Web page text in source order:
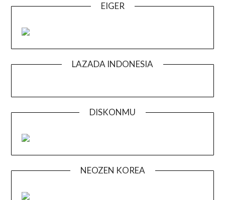
EIGER
LAZADA INDONESIA
DISKONMU
NEOZEN KOREA